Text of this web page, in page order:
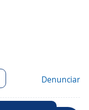
Denunciar